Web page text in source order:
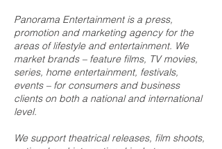
Panorama Entertainment is a press,
promotion and marketing agency for the
areas of lifestyle and entertainment. We
market brands – feature films, TV movies,
series, home entertainment, festivals,
events – for consumers and business
clients on both a national and international
level.
We support theatrical releases, film shoots,